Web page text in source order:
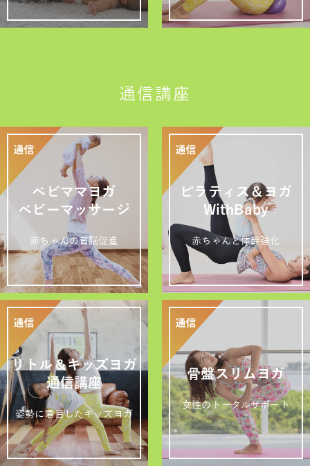
通信講座
ベビママヨガ
ベビーマッサージ
赤ちゃんの育脳促進
ピラティス＆ヨガ
WithBaby
赤ちゃんと体幹強化
リトル＆キッズヨガ
通信講座
姿勢に着目したキッズヨガ
骨盤スリムヨガ
女性のトータルサポート